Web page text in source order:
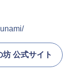
公式サイト